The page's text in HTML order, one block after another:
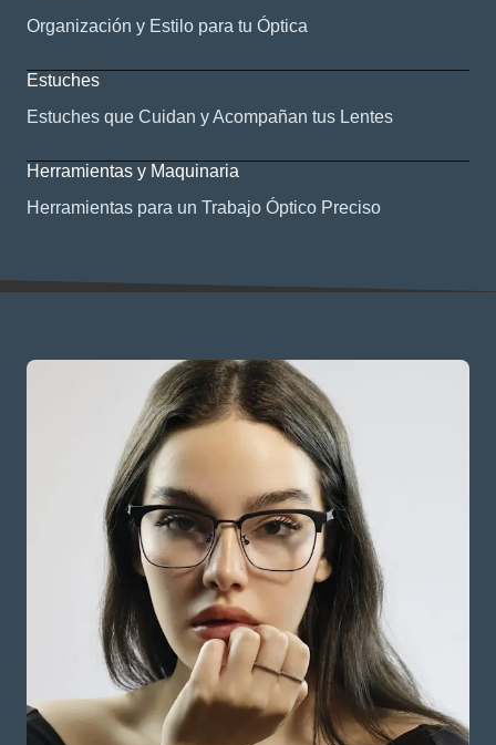
Organización y Estilo para tu Óptica
Estuches
Estuches que Cuidan y Acompañan tus Lentes
Herramientas y Maquinaria
Herramientas para un Trabajo Óptico Preciso